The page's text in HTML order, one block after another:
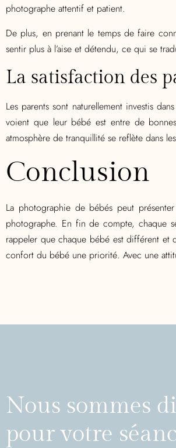
photographe attentif et patient.
De plus, en prenant le temps de faire
sentir plus à l’aise et détendu, ce qui se
La satisfaction des
Les parents sont naturellement investis
voient que leur bébé est entre de
atmosphère de tranquillité se reflète dans
Conclusion
La photographie de bébés peut
photographe. En fin de compte, chaque
rappeler que chaque bébé est différent et
confort du bébé une priorité. Avec une
Nous sommes
pour votre